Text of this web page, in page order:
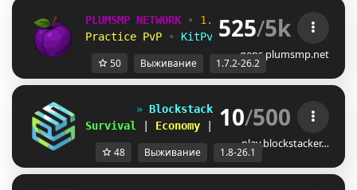
PLUMSMP NETWORK • 1.7.2 ➜ 26.2
Practice PvP
• KitPvP • Lifesteal
525/5k
gens.plumsmp.net
50 Выживание 1.7.2-26.2
» Blockstackers «
Survival
Economy |
10/500
play.blockstacker…
48 Выживание 1.8-26.1